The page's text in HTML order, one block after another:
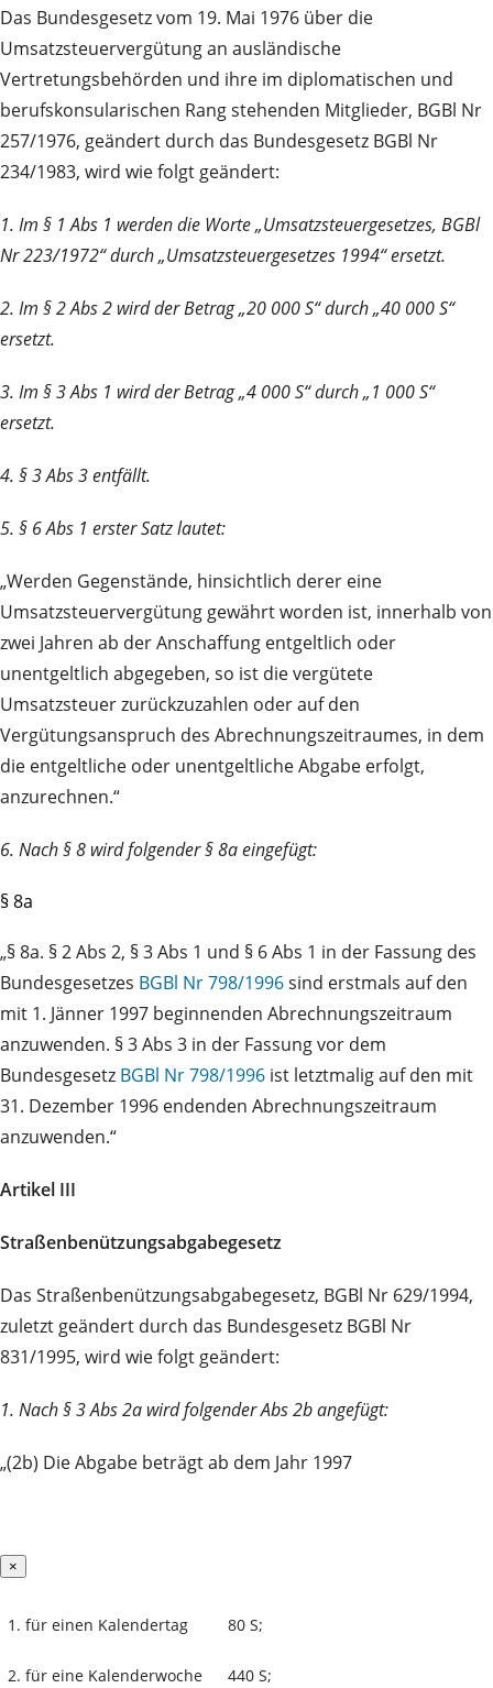
Das Bundesgesetz vom 19. Mai 1976 über die
Umsatzsteuervergütung an ausländische
Vertretungsbehörden und ihre im diplomatischen und
berufskonsularischen Rang stehenden Mitglieder, BGBl Nr
257/1976, geändert durch das Bundesgesetz BGBl Nr
234/1983, wird wie folgt geändert:
1. Im § 1 Abs 1 werden die Worte „Umsatzsteuergesetzes, BGBl
Nr 223/1972“ durch „Umsatzsteuergesetzes 1994“ ersetzt.
2. Im § 2 Abs 2 wird der Betrag „20 000 S“ durch „40 000 S“
ersetzt.
3. Im § 3 Abs 1 wird der Betrag „4 000 S“ durch „1 000 S“
ersetzt.
4. § 3 Abs 3 entfällt.
5. § 6 Abs 1 erster Satz lautet:
„Werden Gegenstände, hinsichtlich derer eine
Umsatzsteuervergütung gewährt worden ist, innerhalb von
zwei Jahren ab der Anschaffung entgeltlich oder
unentgeltlich abgegeben, so ist die vergütete
Umsatzsteuer zurückzuzahlen oder auf den
Vergütungsanspruch des Abrechnungszeitraumes, in dem
die entgeltliche oder unentgeltliche Abgabe erfolgt,
anzurechnen.“
6. Nach § 8 wird folgender § 8a eingefügt:
§ 8a
„§ 8a. § 2 Abs 2, § 3 Abs 1 und § 6 Abs 1 in der Fassung des
Bundesgesetzes BGBl Nr 798/1996sind erstmals auf den
mit 1. Jänner 1997 beginnenden Abrechnungszeitraum
anzuwenden. § 3 Abs 3 in der Fassung vor dem
Bundesgesetz BGBl Nr 798/1996 ist letztmalig auf den mit
31. Dezember 1996 endenden Abrechnungszeitraum
anzuwenden.“
Artikel III
Straßenbenützungsabgabegesetz
Das Straßenbenützungsabgabegesetz, BGBl Nr 629/1994,
zuletzt geändert durch das Bundesgesetz BGBl Nr
831/1995, wird wie folgt geändert:
1. Nach § 3 Abs 2a wird folgender Abs 2b angefügt:
„(2b) Die Abgabe beträgt ab dem Jahr 1997
×
1. für einen Kalendertag 80 S;
2. für eine Kalenderwoche 440 S;